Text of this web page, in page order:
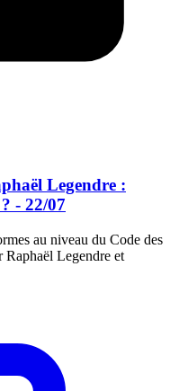
Legendre :
- 22/07
au niveau du Code des
Raphaël Legendre et